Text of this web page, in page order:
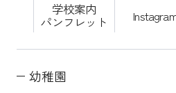
学校案内
パンフレット
幼稚園